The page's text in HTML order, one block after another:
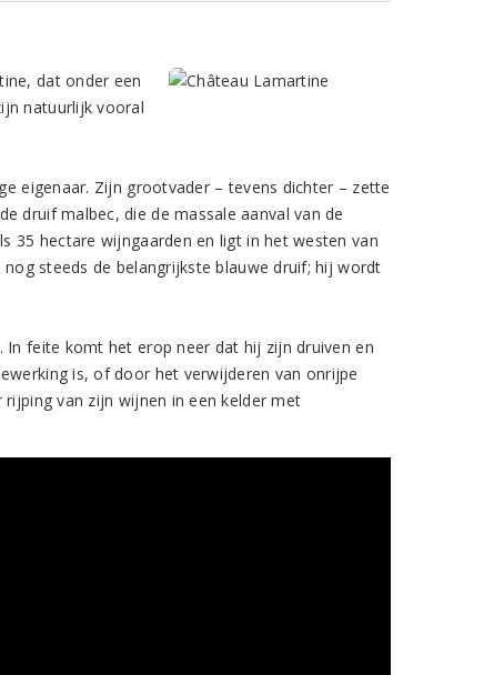
dat onder een
natuurlijk vooral
eigenaar. Zijn grootvader – tevens dichter – zette
druif malbec, die de massale aanval van de
35 hectare wijngaarden en ligt in het westen van
steeds de belangrijkste blauwe druif; hij wordt
feite komt het erop neer dat hij zijn druiven en
is, of door het verwijderen van onrijpe
van zijn wijnen in een kelder met